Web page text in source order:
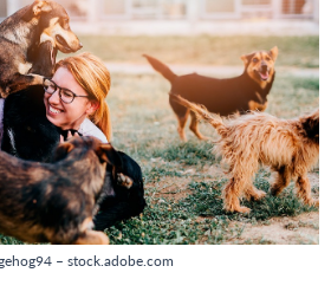
– stock.adobe.com